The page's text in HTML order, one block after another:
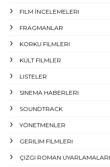
FILM İNCELEMELERI
FRAGMANLAR
KORKU FILMLERI
KÜLT FILMLER
LISTELER
SINEMA HABERLERI
SOUNDTRACK
YÖNETMENLER
GERILIM FILMLERI
ÇIZGI ROMAN UYARLAMALARI